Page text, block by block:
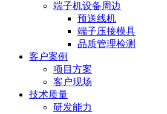
端子机设备周边
预送线机
端子压接模具
品质管理检测
客户案例
项目方案
客户现场
技术质量
研发能力